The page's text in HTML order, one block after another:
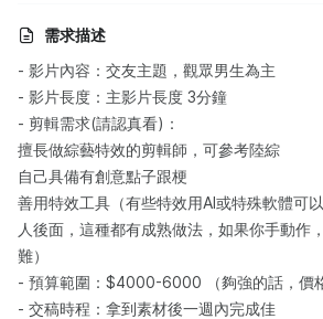
需求描述
- 影片內容：交友主題，觀眾男生為主
- 影片長度：主影片長度 3分鐘
- 剪輯需求(請認真看)：
擅長做綜藝特效的剪輯師，可參考陸綜
自己具備有創意點子跟梗
善用特效工具（有些特效用AI或特殊軟體可
人後面，這種都有成熟做法，如果你手動作
難）
- 預算範圍：$4000-6000 （夠強的話，價
- 交稿時程：拿到素材後一週內完成佳